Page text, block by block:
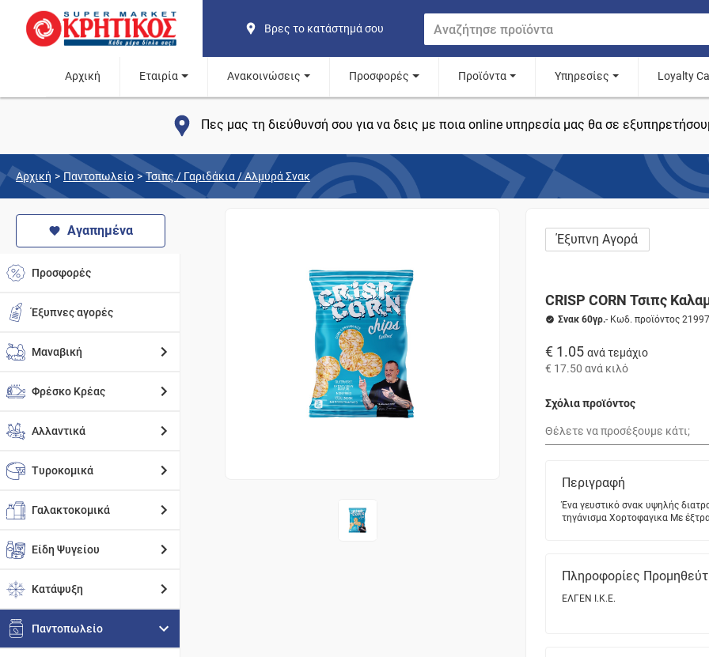
Βρες το κατάστημά σου
Αρχική Εταιρία Ανακοινώσεις Προσφορές Προϊόντα Υπηρεσίες Loyalty
Πες μας τη διεύθυνσή σου για να δεις με ποια online υπηρεσία μας θα σε
Αρχική > Παντοπωλείο > Τσιπς / Γαριδάκια / Αλμυρά Σνακ
Αγαπημένα
Προσφορές
Έξυπνες αγορές
Μαναβική
Φρέσκο Κρέας
Αλλαντικά
Τυροκομικά
Γαλακτοκομικά
Είδη Ψυγείου
Κατάψυξη
Παντοπωλείο
Έξυπνη Αγορά
CRISP CORN Τσιπς
Σνακ 60γρ.- Κωδ. προϊόντος
€ 1.05 ανά τεμάχιο
€ 17.50 ανά κιλό
Σχόλια προϊόντος
Περιγραφή
Ένα γευστικό σνακ υψηλής
τηγάνισμα Χορτοφαγικα Με
Πληροφορίες
ΕΛΓΕΝ Ι.Κ.Ε.